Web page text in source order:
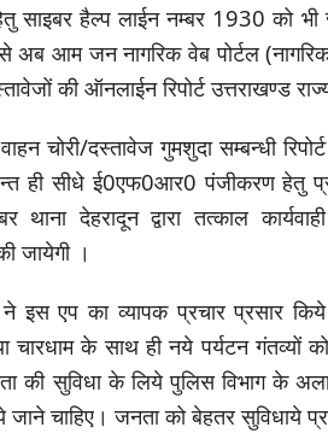
साइबर हैल्प लाईन नम्बर 1930 को भी
अब आम जन नागरिक वेब पोर्टल
की ऑनलाईन रिपोर्ट उत्तराखण्ड
चोरी/दस्तावेज गुमशुदा सम्बन्धी
ही सीधे ई0एफ0आर0 पंजीकरण हेतु
थाना देहरादून द्वारा तत्काल
जायेगी ।
ने इस एप का व्यापक प्रचार प्रसार
चारधाम के साथ ही नये पर्यटन गंतव्यों
की सुविधा के लिये पुलिस विभाग के
चाहिए। जनता को बेहतर सुविधाये